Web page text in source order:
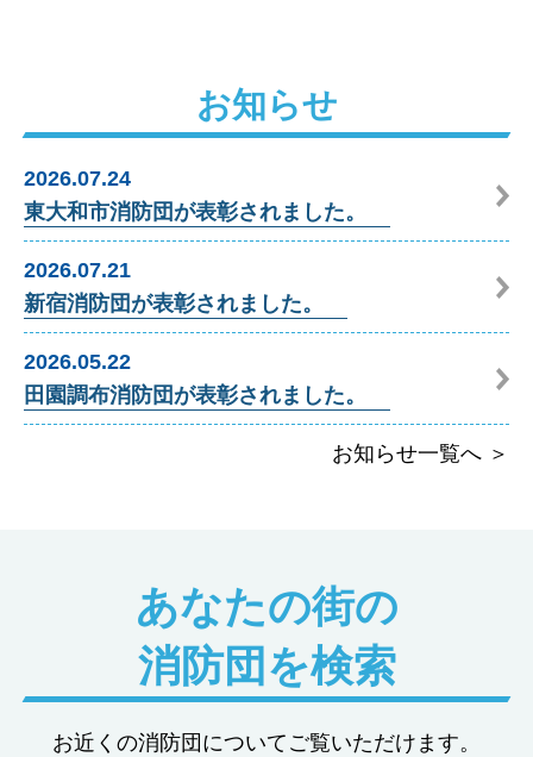
お知らせ
2026.07.24
東大和市消防団が表彰されました。
2026.07.21
新宿消防団が表彰されました。
2026.05.22
田園調布消防団が表彰されました。
お知らせ一覧へ ＞
あなたの街の
消防団を検索
お近くの消防団についてご覧いただけます。